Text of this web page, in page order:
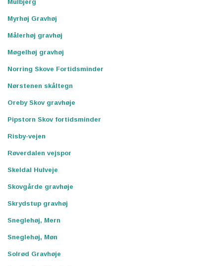
Mulbjerg
Myrhøj Gravhøj
Målerhøj gravhøj
Møgelhøj gravhøj
Norring Skove Fortidsminder
Nørstenen skåltegn
Oreby Skov gravhøje
Pipstorn Skov fortidsminder
Risby-vejen
Røverdalen vejspor
Skeldal Hulveje
Skovgårde gravhøje
Skrydstup gravhøj
Sneglehøj, Mern
Sneglehøj, Møn
Solrød Gravhøje